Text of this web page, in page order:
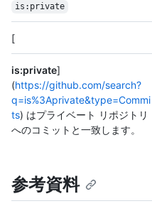
is:private
[
is:private]
(https://github.com/search?
q=is%3Aprivate&type=Commi
ts) はプライベート リポジトリ
へのコミットと一致します。
参考資料